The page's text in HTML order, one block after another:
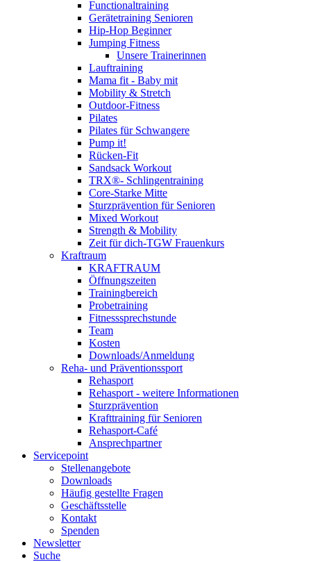
Functionaltraining
Gerätetraining Senioren
Hip-Hop Beginner
Jumping Fitness
Unsere Trainerinnen
Lauftraining
Mama fit - Baby mit
Mobility & Stretch
Outdoor-Fitness
Pilates
Pilates für Schwangere
Pump it!
Rücken-Fit
Sandsack Workout
TRX®- Schlingentraining
Core-Starke Mitte
Sturzprävention für Senioren
Mixed Workout
Strength & Mobility
Zeit für dich-TGW Frauenkurs
Kraftraum
KRAFTRAUM
Öffnungszeiten
Trainingbereich
Probetraining
Fitnesssprechstunde
Team
Kosten
Downloads/Anmeldung
Reha- und Präventionssport
Rehasport
Rehasport - weitere Informationen
Sturzprävention
Krafttraining für Senioren
Rehasport-Café
Ansprechpartner
Servicepoint
Stellenangebote
Downloads
Häufig gestellte Fragen
Geschäftsstelle
Kontakt
Spenden
Newsletter
Suche